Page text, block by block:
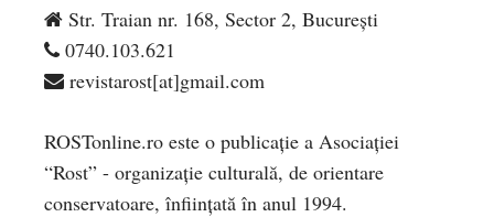
Str. Traian nr. 168, Sector 2, București
0740.103.621
revistarost[at]gmail.com
ROSTonline.ro este o publicaţie a Asociaţiei
“Rost” - organizaţie culturală, de orientare
conservatoare, înfiinţată în anul 1994.